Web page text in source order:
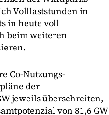
Volllaststunden in
in heute voll
beim weiteren
Co-Nutzungs-
der
jeweils überschreiten,
von 81,6 GW